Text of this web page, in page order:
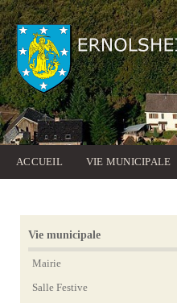
ACCUEIL VIE MUNICIPALE
Vie municipale
Mairie
Salle Festive